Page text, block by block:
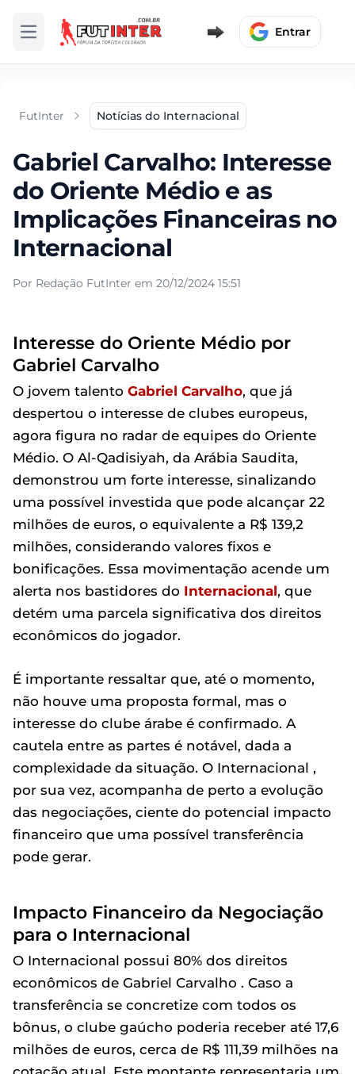
Abrir menu Entrar
FutInter Notícias do Internacional
Gabriel Carvalho: Interesse
do Oriente Médio e as
Implicações Financeiras no
Internacional
Por Redação FutInter em 20/12/2024 15:51
Interesse do Oriente Médio por
Gabriel Carvalho
O jovem talento Gabriel Carvalho, que já
despertou o interesse de clubes europeus,
agora figura no radar de equipes do Oriente
Médio. O Al-Qadisiyah, da Arábia Saudita,
demonstrou um forte interesse, sinalizando
uma possível investida que pode alcançar 22
milhões de euros, o equivalente a R$ 139,2
milhões, considerando valores fixos e
bonificações. Essa movimentação acende um
alerta nos bastidores do Internacional, que
detém uma parcela significativa dos direitos
econômicos do jogador.
É importante ressaltar que, até o momento,
não houve uma proposta formal, mas o
interesse do clube árabe é confirmado. A
cautela entre as partes é notável, dada a
complexidade da situação. O Internacional ,
por sua vez, acompanha de perto a evolução
das negociações, ciente do potencial impacto
financeiro que uma possível transferência
pode gerar.
Impacto Financeiro da Negociação
para o Internacional
O Internacional possui 80% dos direitos
econômicos de Gabriel Carvalho . Caso a
transferência se concretize com todos os
bônus, o clube gaúcho poderia receber até 17,6
milhões de euros, cerca de R$ 111,39 milhões na